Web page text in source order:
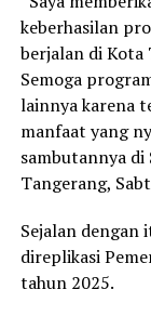
keberhasilan
berjalan di Kota
Semoga
lainnya karena
manfaat yang
sambutannya
Tangerang,
Sejalan dengan
direplikasi
tahun 2025.